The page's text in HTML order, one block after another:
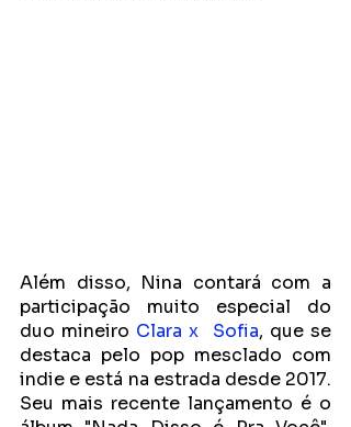
Além disso, Nina contará com a
participação muito especial do
duo mineiro Clara x  Sofia, que se
destaca pelo pop mesclado com
indie e está na estrada desde 2017.
Seu mais recente lançamento é o